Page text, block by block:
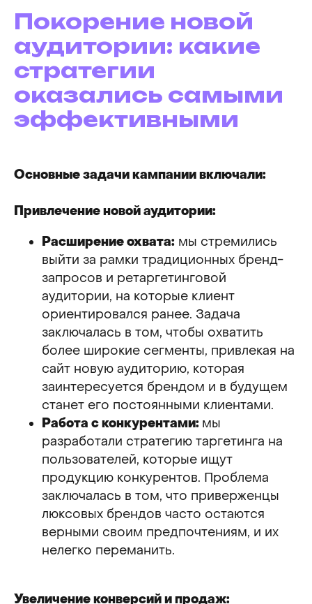
Покорение новой
аудитории: какие
стратегии
оказались самыми
эффективными
Основные задачи кампании включали:
Привлечение новой аудитории:
Расширение охвата: мы стремились
выйти за рамки традиционных бренд-
запросов и ретаргетинговой
аудитории, на которые клиент
ориентировался ранее. Задача
заключалась в том, чтобы охватить
более широкие сегменты, привлекая на
сайт новую аудиторию, которая
заинтересуется брендом и в будущем
станет его постоянными клиентами.
Работа с конкурентами: мы
разработали стратегию таргетинга на
пользователей, которые ищут
продукцию конкурентов. Проблема
заключалась в том, что приверженцы
люксовых брендов часто остаются
верными своим предпочтениям, и их
нелегко переманить.
Увеличение конверсий и продаж: